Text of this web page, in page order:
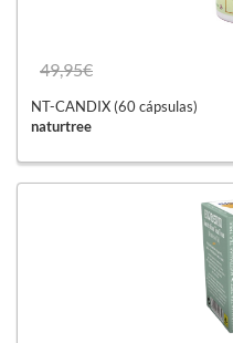
49,95€
NT-CANDIX (60 cápsulas)
naturtree